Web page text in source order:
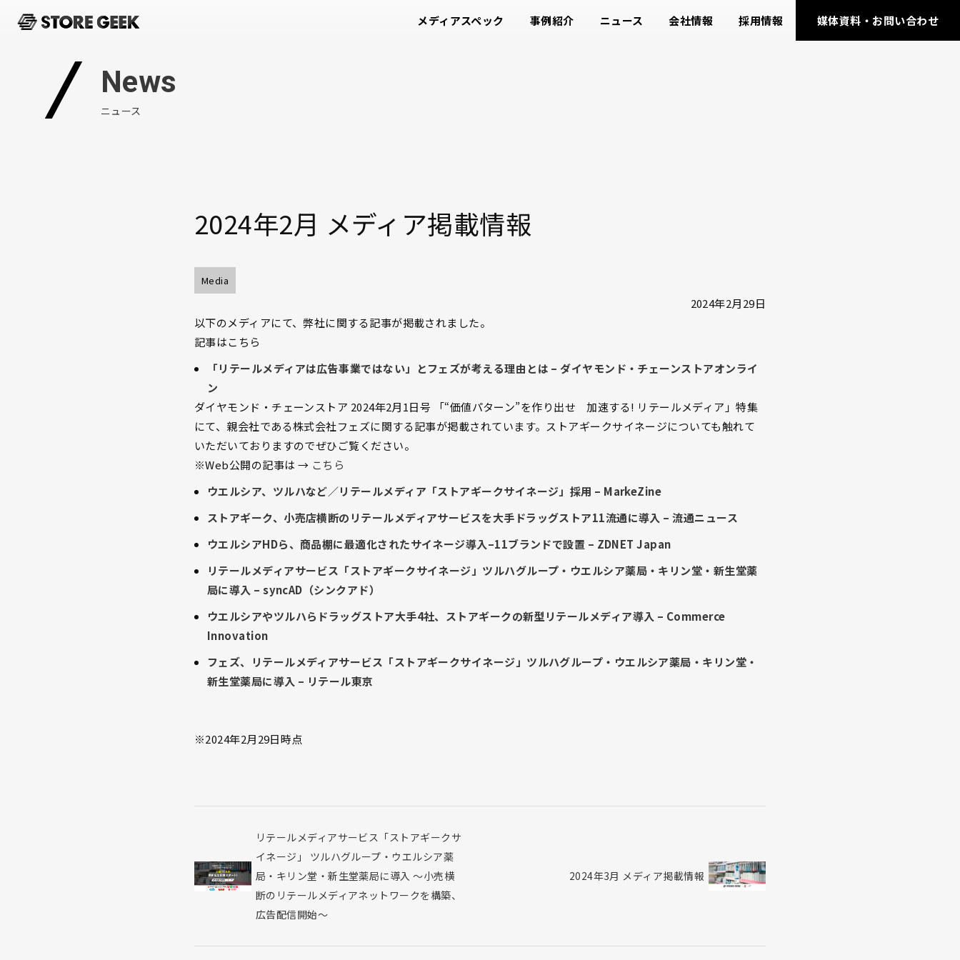
メディアスペック 事例紹介 ニュース 会社情報 採用情報 媒体資料・お問い合わせ
News
ニュース
2024年2月 メディア掲載情報
Media
2024年2月29日
以下のメディアにて、弊社に関する記事が掲載されました。
記事はこちら
「リテールメディアは広告事業ではない」とフェズが考える理由とは – ダイヤモンド・チェーンストアオンライ
ン
ダイヤモンド・チェーンストア 2024年2月1日号 「“価値パターン”を作り出せ 加速する! リテールメディア」特集
にて、親会社である株式会社フェズに関する記事が掲載されています。ストアギークサイネージについても触れて
いただいておりますのでぜひご覧ください。
※Web公開の記事は → こちら
ウエルシア、ツルハなど／リテールメディア「ストアギークサイネージ」採用 – MarkeZine
ストアギーク、小売店横断のリテールメディアサービスを大手ドラッグストア11流通に導入 – 流通ニュース
ウエルシアHDら、商品棚に最適化されたサイネージ導入–11ブランドで設置 – ZDNET Japan
リテールメディアサービス「ストアギークサイネージ」ツルハグループ・ウエルシア薬局・キリン堂・新生堂薬
局に導入 – syncAD（シンクアド）
ウエルシアやツルハらドラッグストア大手4社、ストアギークの新型リテールメディア導入 – Commerce
Innovation
フェズ、リテールメディアサービス「ストアギークサイネージ」ツルハグループ・ウエルシア薬局・キリン堂・
新生堂薬局に導入 – リテール東京
※2024年2月29日時点
ナ
リテールメディアサービス「ストアギークサ
イネージ」 ツルハグループ・ウエルシア薬
局・キリン堂・新生堂薬局に導入 ～小売横
断のリテールメディアネットワークを構築、
広告配信開始～
2024年3月 メディア掲載情報